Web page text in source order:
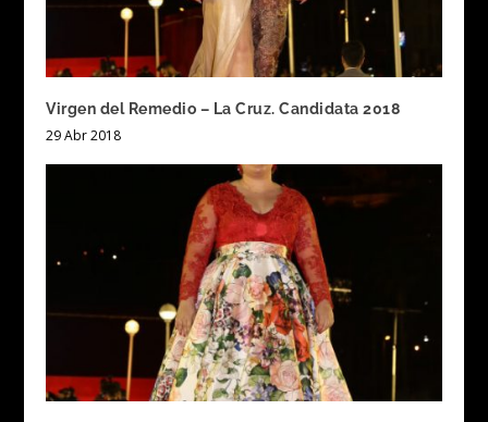
Virgen del Remedio – La Cruz. Candidata 2018
29 Abr 2018